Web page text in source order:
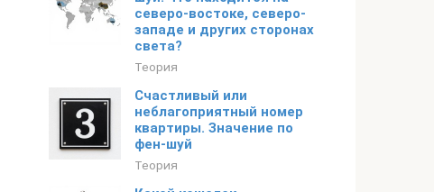
северо-востоке, северо-
западе и других сторонах
света?
Теория
Счастливый или
неблагоприятный номер
квартиры. Значение по
фен-шуй
Теория